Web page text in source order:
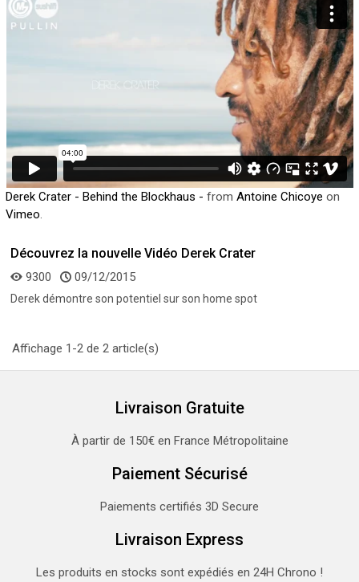
Derek Crater - Behind the Blockhaus - from Antoine Chicoye on
Vimeo.
Découvrez la nouvelle Vidéo Derek Crater
9300 09/12/2015
Derek démontre son potentiel sur son home spot
Affichage 1-2 de 2 article(s)
Livraison Gratuite
À partir de 150€ en France Métropolitaine
Paiement Sécurisé
Paiements certifiés 3D Secure
Livraison Express
Les produits en stocks sont expédiés en 24H Chrono !